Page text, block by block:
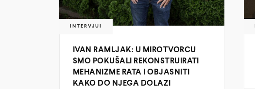
INTERVJUI
IVAN RAMLJAK: U MIROTVORCU
SMO POKUŠALI REKONSTRUIRATI
MEHANIZME RATA I OBJASNITI
KAKO DO NJEGA DOLAZI